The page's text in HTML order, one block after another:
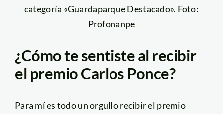
categoría «Guardaparque Destacado». Foto:
Profonanpe
¿Cómo te sentiste al recibir
el premio Carlos Ponce?
Para mí es todo un orgullo recibir el premio